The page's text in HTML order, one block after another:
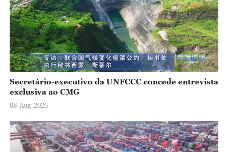
Secretário-executivo da UNFCCC concede entrevista
exclusiva ao CMG
08-Aug-2026